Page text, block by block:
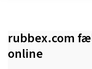
rubbex.com
online